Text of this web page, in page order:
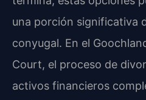
una porción significativa
conyugal. En el
Court, el proceso de
activos financieros